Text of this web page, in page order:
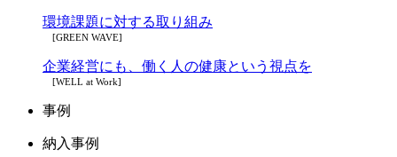
環境課題に対する取り組み
[GREEN WAVE]
企業経営にも、働く人の健康という視点を
[WELL at Work]
事例
納入事例